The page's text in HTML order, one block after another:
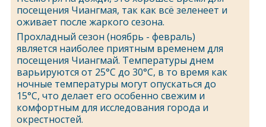
посещения Чиангмая, так как всё зеленеет и
оживает после жаркого сезона.
Прохладный сезон (ноябрь - февраль)
является наиболее приятным временем для
посещения Чиангмай. Температуры днем
варьируются от 25°C до 30°C, в то время как
ночные температуры могут опускаться до
15°C, что делает его особенно свежим и
комфортным для исследования города и
окрестностей.